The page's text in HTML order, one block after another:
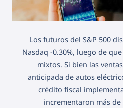
Los futuros del S&P 500
Nasdaq -0.30%, luego de
mixtos. Si bien las
anticipada de autos
crédito fiscal
incrementaron más